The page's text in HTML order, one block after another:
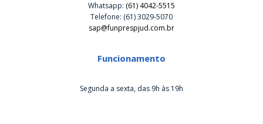
Whatsapp: (61) 4042-5515
Telefone: (61) 3029-5070
sap@funprespjud.com.br
Funcionamento
Segunda a sexta, das 9h às 19h